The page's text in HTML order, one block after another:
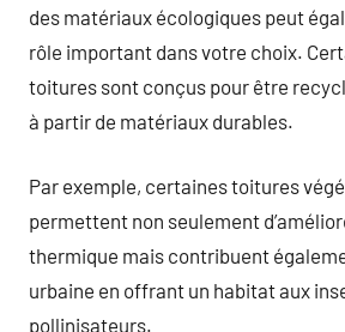
des matériaux écologiques peut
rôle important dans votre choix.
toitures sont conçus pour être
à partir de matériaux durables.
Par exemple, certaines toitures
permettent non seulement
thermique mais contribuent
urbaine en offrant un habitat aux
pollinisateurs.